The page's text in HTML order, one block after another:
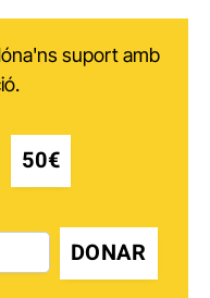
suport amb
50€
DONAR